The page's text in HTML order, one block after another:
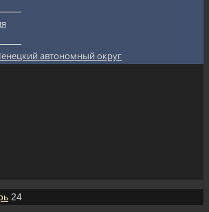
автономный округ
24